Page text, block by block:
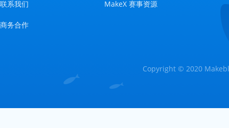
联系我们
商务合作
MakeX 赛事资源
Copyright © 2020